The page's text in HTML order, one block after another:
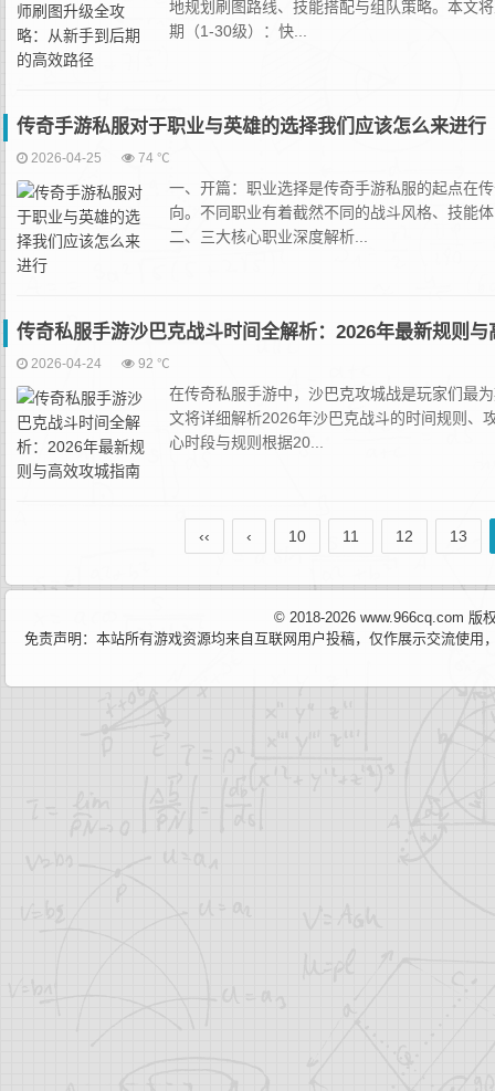
地规划刷图路线、技能搭配与组队策略。本文
期（1-30级）：快...
传奇手游私服对于职业与英雄的选择我们应该怎么来进行
2026-04-25 74 ℃
一、开篇：职业选择是传奇手游私服的起点在
向。不同职业有着截然不同的战斗风格、技能
二、三大核心职业深度解析...
传奇私服手游沙巴克战斗时间全解析：2026年最新规则与
2026-04-24 92 ℃
在传奇私服手游中，沙巴克攻城战是玩家们最
文将详细解析2026年沙巴克战斗的时间规则、
心时段与规则根据20...
‹‹ ‹ 10 11 12 13
© 2018-2026 www.966cq.com 版
免责声明：本站所有游戏资源均来自互联网用户投稿，仅作展示交流使